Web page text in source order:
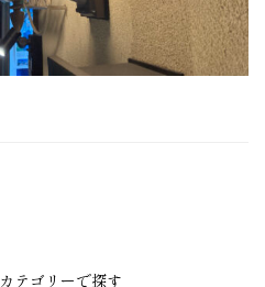
カテゴリーで探す